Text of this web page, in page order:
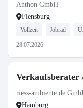
Anthon GmbH
Flensburg
Vollzeit Jobrad
28.07.2026
riess-ambiente.de
Hamburg